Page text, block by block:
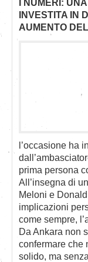
I NUMERI:
INVESTITA IN
AUMENTO
l’occasione ha
prima persona
All’insegna di
Meloni e
implicazioni
come sempre,
Da Ankara non
confermare che
solido, ma